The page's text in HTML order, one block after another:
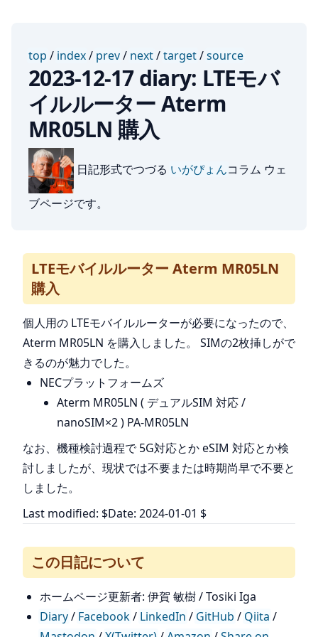
top / index/ prev/ next/target/source
2023-12-17 diary: LTEモバ
イルルーター Aterm
MR05LN 購入
日記形式でつづる いがぴょんコラム ウェ
ブページです。
LTEモバイルルーター Aterm MR05LN
購入
個人用の LTEモバイルルーターが必要になったので、
Aterm MR05LN を購入しました。 SIMの2枚挿しがで
きるのが魅力でした。
NECプラットフォームズ
Aterm MR05LN ( デュアルSIM 対応 /
nanoSIM×2 ) PA-MR05LN
なお、機種検討過程で 5G対応とか eSIM 対応とか検
討しましたが、現状では不要または時期尚早で不要と
しました。
Last modified: $Date: 2024-01-01 $
この日記について
ホームページ更新者: 伊賀 敏樹 / Tosiki Iga
Diary/ Facebook/ LinkedIn / GitHub / Qiita /